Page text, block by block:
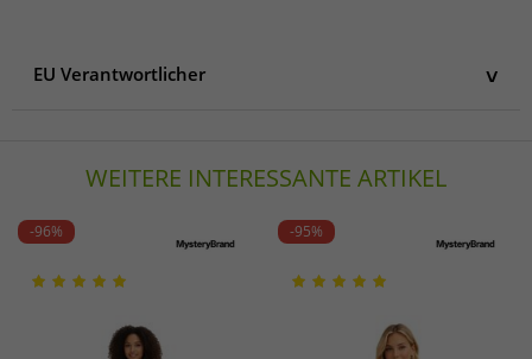
EU Verantwortlicher
Werner-Otto-Straße 1-7
Deutschland
customer-service@aproductz.com
WEITERE INTERESSANTE ARTIKEL
-96% -95%